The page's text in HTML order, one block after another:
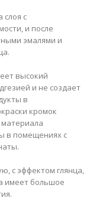
с
и после
эмалями и
высокий
и не создает
в
кромок
в помещениях с
с эффектом глянца,
имеет большое